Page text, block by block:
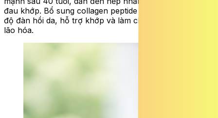
đau khớp. Bổ sung collagen peptide có thể giúp cải thiện
độ đàn hồi da, hỗ trợ khớp và làm chậm các dấu hiệu
lão hóa.